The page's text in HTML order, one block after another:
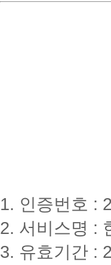
1. 인증번호 :
2. 서비스명 :
3. 유효기간 :